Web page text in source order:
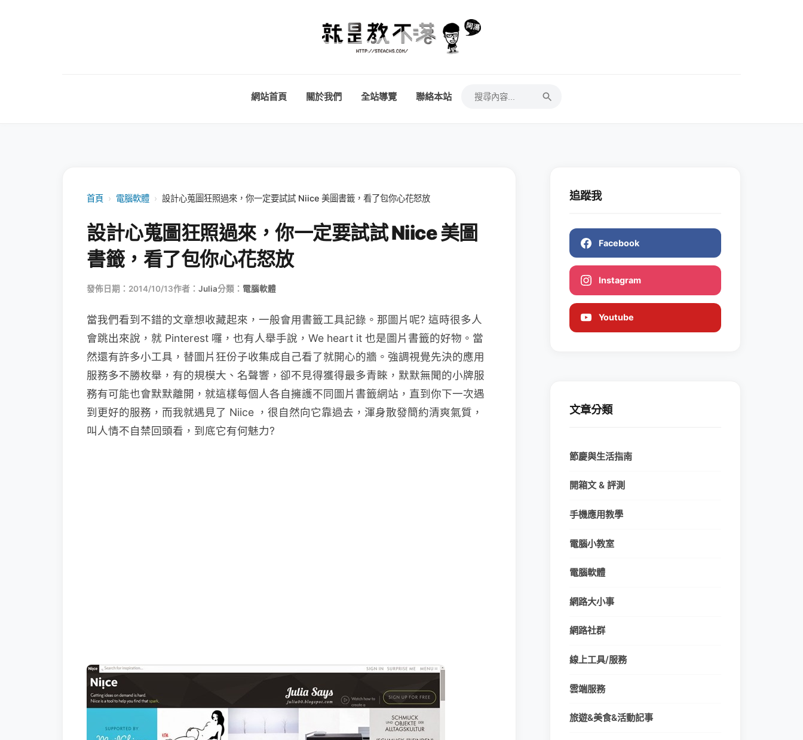
網站首頁 關於我們 全站導覽 聯絡本站
首頁 › 電腦軟體 › 設計心蒐圖狂照過來，你一定要試試 Niice 美圖書籤，看了包你心花怒放
設計心蒐圖狂照過來，你一定要試試 Niice 美圖
書籤，看了包你心花怒放
發佈日期：2014/10/13作者： Julia分類： 電腦軟體
當我們看到不錯的文章想收藏起來，一般會用書籤工具記錄。那圖片呢? 這時很多人
會跳出來說，就 Pinterest 囉，也有人舉手說，We heart it 也是圖片書籤的好物。當
然還有許多小工具，替圖片狂份子收集成自己看了就開心的牆。強調視覺先決的應用
服務多不勝枚舉，有的規模大、名聲響，卻不見得獲得最多青睞，默默無聞的小牌服
務有可能也會默默離開，就這樣每個人各自擁護不同圖片書籤網站，直到你下一次遇
到更好的服務，而我就遇見了 Niice ，很自然向它靠過去，渾身散發簡約清爽氣質，
叫人情不自禁回頭看，到底它有何魅力?
追蹤我
Facebook
Instagram
Youtube
文章分類
節慶與生活指南
開箱文 & 評測
手機應用教學
電腦小教室
電腦軟體
網路大小事
網路社群
線上工具/服務
雲端服務
旅遊&美食&活動記事